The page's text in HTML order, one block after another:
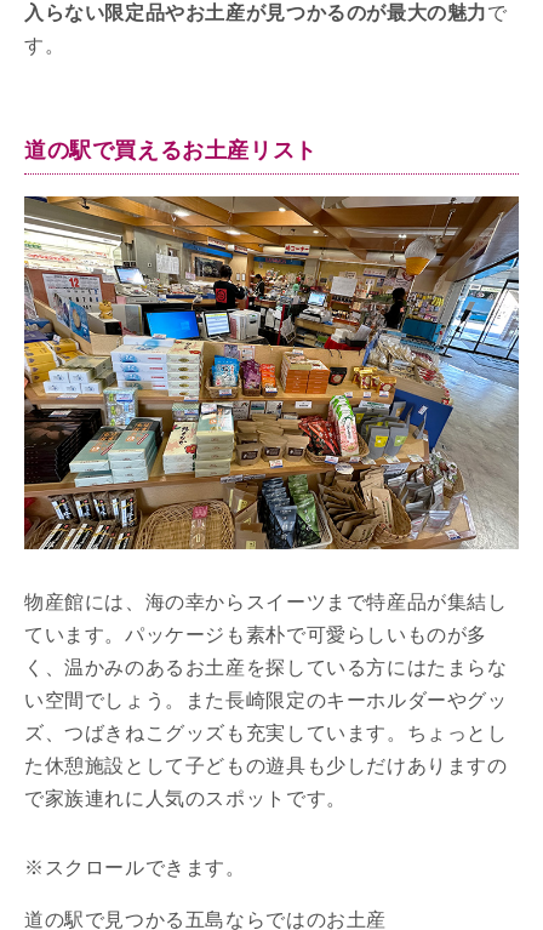
入らない限定品やお土産が見つかるのが最大の魅力で
す。
道の駅で買えるお土産リスト
物産館には、海の幸からスイーツまで特産品が集結し
ています。パッケージも素朴で可愛らしいものが多
く、温かみのあるお土産を探している方にはたまらな
い空間でしょう。また長崎限定のキーホルダーやグッ
ズ、つばきねこグッズも充実しています。ちょっとし
た休憩施設として子どもの遊具も少しだけありますの
で家族連れに人気のスポットです。
道の駅で見つかる五島ならではのお土産